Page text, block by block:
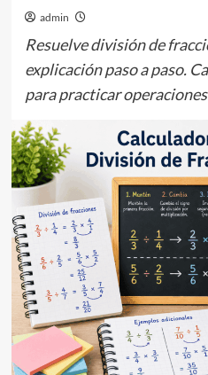
admin
Resuelve división de
explicación paso a paso.
para practicar